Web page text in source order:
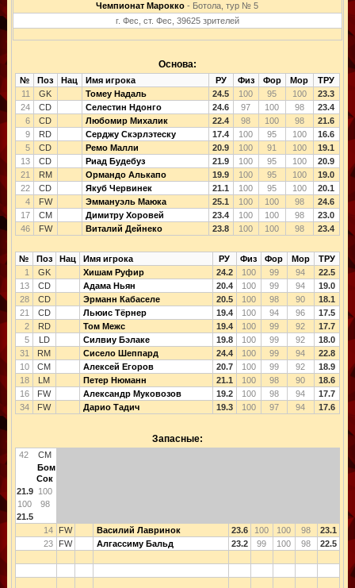
Чемпионат Марокко - Ботола, тур № 5
г. Фес, ст. Фес, 39625 зрителей
Основа:
№ Поз Нац Имя игрока РУ Физ Фор Мор
ТРУ
11
GK Томеу Надаль 24.5 100 95 100
23.3
24
CD Селестин Ндонго 24.6 97 100 98
23.4
6
CD Любомир Михалик 22.4 98 100 98
21.6
9
RD Серджу Скэрлэтеску 17.4 100 95 100
16.6
5
CD Ремо Малли 20.9 100 91 100
19.1
13
CD Риад Будебуз 21.9 100 95 100
20.9
21
RM Ормандо Алькапо 19.9 100 95 100
19.0
22
CD Якуб Червинек 21.1 100 95 100
20.1
4
FW Эммануэль Маюка 25.1 100 100 98
24.6
17
CM Димитру Хоровей 23.4 100 100 98
23.0
46
FW Виталий Дейнеко 23.8 100 100 98 23.4
№ Поз Нац Имя игрока РУ Физ Фор Мор
ТРУ
1
GK Хишам Руфир 24.2 100 99 94
22.5
13
CD Адама Ньян 20.4 100 99 94
19.0
28
CD Эрманн Кабаселе 20.5 100 98 90
18.1
21
CD Льюис Тёрнер 19.4 100 94 96
17.5
2
RD Том Межс 19.4 100 99 92
17.7
5
LD Силвиу Бэлаке 19.8 100 99 92
18.0
31
RM Сисело Шеппард 24.4 100 99 94
22.8
10
CM Алексей Егоров 20.7 100 99 92
18.9
18
LM Петер Нюманн 21.1 100 98 90
18.6
16
FW Александр Муковозов 19.2 100 98 94
17.7
34
FW Дарио Тадич 19.3 100 97 94 17.6
Запасные:
42
CM
Бом
Сок
21.9 100
100
98
21.5
14
FW Василий Лавринок 23.6 100 100 98
23.1
23
FW Алгассиму Бальд 23.2 99 100 98 22.5